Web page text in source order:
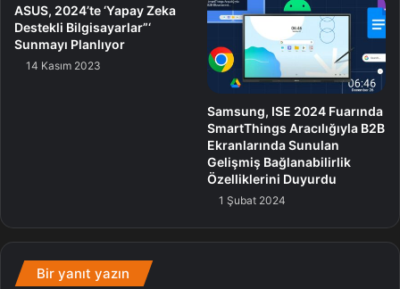
ASUS, 2024’te ‘Yapay Zeka
Destekli Bilgisayarlar”‘
Sunmayı Planlıyor
14 Kasım 2023
Samsung, ISE 2024 Fuarında
SmartThings Aracılığıyla B2B
Ekranlarında Sunulan
Gelişmiş Bağlanabilirlik
Özelliklerini Duyurdu
1 Şubat 2024
Bir yanıt yazın